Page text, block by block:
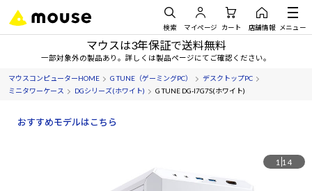
検索 マイページ カート 店舗情報 メニュー
マウスは3年保証で送料無料
一部対象外の製品あり。詳しくは製品ページにてご確認ください。
マウスコンピューターHOME G TUNE（ゲーミングPC）
デスクトップPC
ミニタワーケース
DGシリーズ(ホワイト) G TUNE DG-I7G7S(ホワイト)
おすすめモデルはこちら
1 14